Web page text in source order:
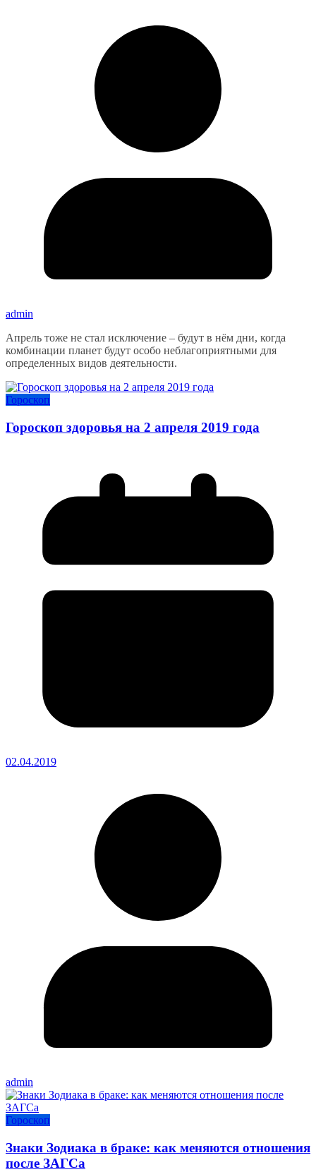
admin
Апрель тоже не стал исключение – будут в нём дни, когда
комбинации планет будут особо неблагоприятными для
определенных видов деятельности.
Гороскоп
Гороскоп здоровья на 2 апреля 2019 года
02.04.2019
admin
Гороскоп
Знаки Зодиака в браке: как меняются отношения
после ЗАГСа